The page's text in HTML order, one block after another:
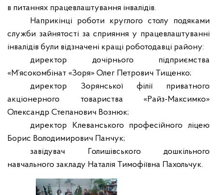
в питаннях працевлаштування інвалідів.
Наприкінці роботи круглого столу подяками
служби зайнятості за сприяння у працевлаштуванні
інвалідів були відзначені кращі роботодавці району:
директор дочірнього підприємства
«М’ясокомбінат «Зоря» Олег Петрович Тищенко;
директор Зорянськоїфілії приватного
акціонерного товариства «Райз-Максимко»
Олександр Степанович Вознюк;
директор Клеванського професійного ліцею
Борис Володимирович Панчук;
завідувач Голишівського дошкільного
навчального закладу Наталія Тимофіївна Пахольчук.